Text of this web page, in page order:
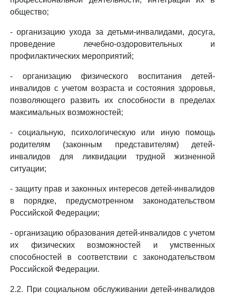
общество;
- организацию ухода за детьми-инвалидами, досуга,
проведение лечебно-оздоровительных и
профилактических мероприятий;
- организацию физического воспитания детей-
инвалидов с учетом возраста и состояния здоровья,
позволяющего развить их способности в пределах
максимальных возможностей;
- социальную, психологическую или иную помощь
родителям (законным представителям) детей-
инвалидов для ликвидации трудной жизненной
ситуации;
- защиту прав и законных интересов детей-инвалидов
в порядке, предусмотренном законодательством
Российской Федерации;
- организацию образования детей-инвалидов с учетом
их физических возможностей и умственных
способностей в соответствии с законодательством
Российской Федерации.
2.2. При социальном обслуживании детей-инвалидов